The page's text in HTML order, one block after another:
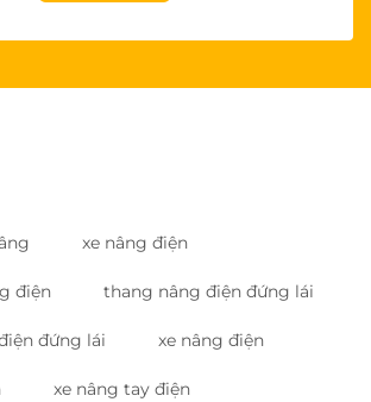
xe nâng điện
điện thang nâng điện đứng lái
đứng lái xe nâng điện
xe nâng tay điện